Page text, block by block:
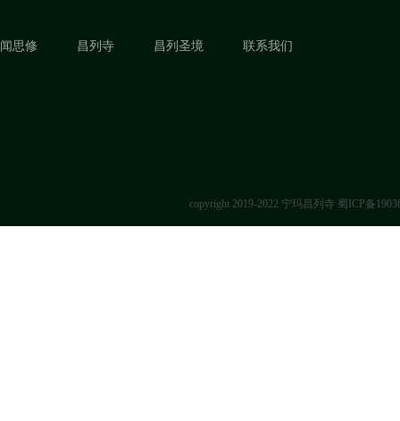
闻思修 昌列寺 昌列圣境 联系我们
copyright 2019-2022 宁玛昌列寺 蜀ICP备